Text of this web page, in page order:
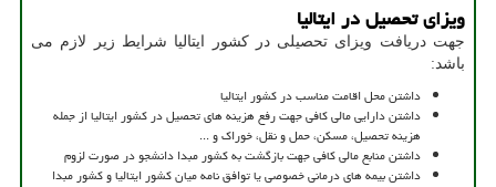
ویزای تحصیل در ایتالیا
جهت دریافت ویزای تحصیلی در کشور ایتالیا شرایط زیر لازم می
باشد:
داشتن محل اقامت مناسب در کشور ایتالیا
داشتن دارایی مالی کافی جهت رفع هزینه های تحصیل در کشور ایتالیا از جمله
هزینه تحصیل، مسکن، حمل و نقل، خوراک و ...
داشتن منابع مالی کافی جهت بازگشت به ‌کشور مبدا دانشجو در صورت لزوم
داشتن بیمه های درمانی خصوصی یا توافق نامه میان کشور ایتالیا و کشور مبدا